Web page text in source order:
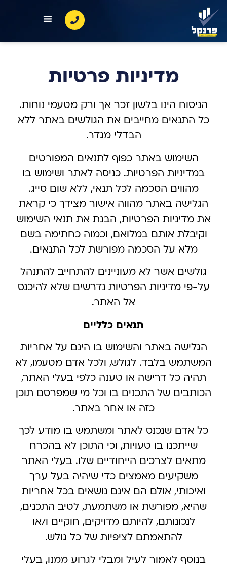
מדיניות פרטיות
הניסוח הינו בלשון זכר אך ורק מטעמי נוחות.
כל התנאים מחייבים את הגולשים באתר ללא
הבדלי מגדר.
השימוש באתר כפוף לתנאים המפורטים
במדיניות הפרטיות. כניסה לאתר ושימוש בו
מהווים הסכמה לכל תנאי, ללא שום סייג.
הגלישה באתר מהווה אישור מצידך כי קראת
את מדיניות הפרטיות, הבנת את תנאי השימוש
וקיבלת אותם במלואם, וכמוה כחתימה בשם
מלא על הסכמה מפורשת לכל התנאים.
גולשים אשר לא מעוניינים להתחייב להתנהל
על-פי מדיניות הפרטיות נדרשים שלא להיכנס
אל האתר.
תנאים כלליים
הגלישה באתר והשימוש בו הינם על אחריות
המשתמש בלבד. לגולש, ולכל אדם מטעמו, לא
תהיה כל דרישה או טענה כלפי בעלי האתר,
הכותבים של התכנים בו וכל מי שמפרסם תוכן
כזה או אחר באתר.
כל אדם שנכנס לאתר ומשתמש בו מודע לכך
שייתכנו בו טעויות, וכי התוכן לא בהכרח
מתאים לצרכים הייחודיים שלו. בעלי האתר
משקיעים מאמצים כדי שיהיה בעל ערך
ואיכותי, אולם הם אינם נושאים בכל אחריות
שהיא, מפורשת או משתמעת, לטיב התכנים,
לנכונותם, להיותם מדויקים, חוקיים ו/או
להתאמתם לציפיות של כל גולש.
בנוסף לאמור לעיל ומבלי לגרוע ממנו, בעלי